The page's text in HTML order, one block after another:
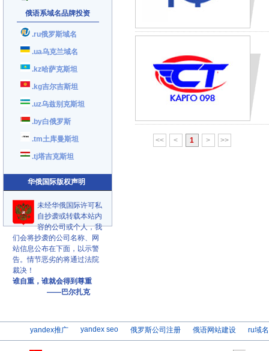
俄语系域名品牌投资
.ru俄罗斯域名
.ua乌克兰域名
.kz哈萨克斯坦
.kg吉尔吉斯坦
.uz乌兹别克斯坦
.by白俄罗斯
.tm土库曼斯坦
.tj塔吉克斯坦
华俄国际版权声明
未经华俄国际许可私
自抄袭或转载本站内
容的公司或个人，我
们会将抄袭的公司名称、网
站信息公布在下面，以示警
告。情节恶劣的将通过法院
裁决！
谁自重，谁就会得到尊重
——巴尔扎克
<< < 1 > >>
yandex推广 yandex seo 俄罗斯公司注册 俄语网站建设 ru域